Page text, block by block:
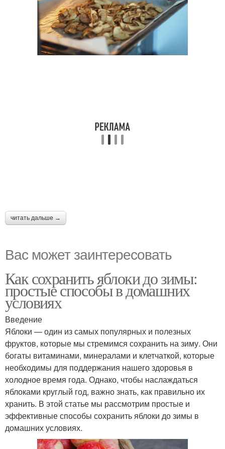
читать дальше →
Вас может заинтересовать
Как сохранить яблоки до зимы:
простые способы в домашних
условиях
Введение
Яблоки — один из самых популярных и полезных
фруктов, которые мы стремимся сохранить на зиму. Они
богаты витаминами, минералами и клетчаткой, которые
необходимы для поддержания нашего здоровья в
холодное время года. Однако, чтобы наслаждаться
яблоками круглый год, важно знать, как правильно их
хранить. В этой статье мы рассмотрим простые и
эффективные способы сохранить яблоки до зимы в
домашних условиях.